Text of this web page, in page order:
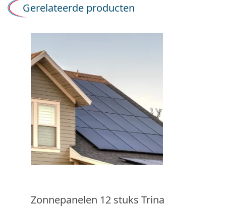
Gerelateerde producten
Zonnepanelen 12 stuks Trina